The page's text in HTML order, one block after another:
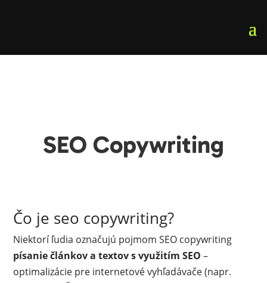
SEO Copywriting
Čo je seo copywriting?
Niektorí ľudia označujú pojmom SEO copywriting
písanie článkov a textov s využitím SEO –
optimalizácie pre internetové vyhľadávače (napr.